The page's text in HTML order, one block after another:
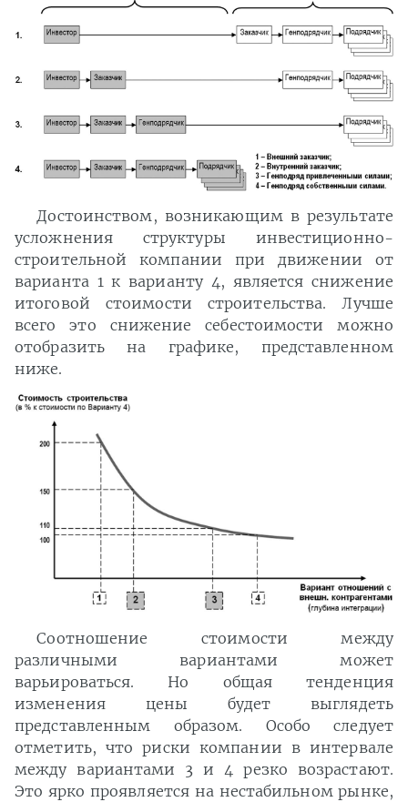
Достоинством, возникающим в результате
усложнения структуры инвестиционно-
строительной компании при движении от
варианта 1 к варианту 4, является снижение
итоговой стоимости строительства. Лучше
всего это снижение себестоимости можно
отобразить на графике, представленном
ниже.
Соотношение стоимости между
различными вариантами может
варьироваться. Но общая тенденция
изменения цены будет выглядеть
представленным образом. Особо следует
отметить, что риски компании в интервале
между вариантами 3 и 4 резко возрастают.
Это ярко проявляется на нестабильном рынке,